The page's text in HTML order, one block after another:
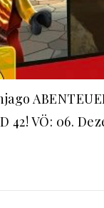
42! VÖ: 06.